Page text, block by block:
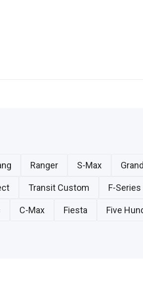
Ranger S-Max
Transit Custom F-Series
C-Max Fiesta Five